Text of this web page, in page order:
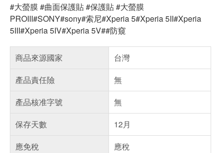
#大螢膜 #曲面保護貼 #保護貼 #大螢膜
PROIII#SONY#sony#索尼#Xperia 5#Xperia 5II#Xperia
5III#Xperia 5IV#Xperia 5V##防窺
商品來源國家
台灣
產品責任險
無
產品核准字號
無
保存天數
12月
應免稅
應稅